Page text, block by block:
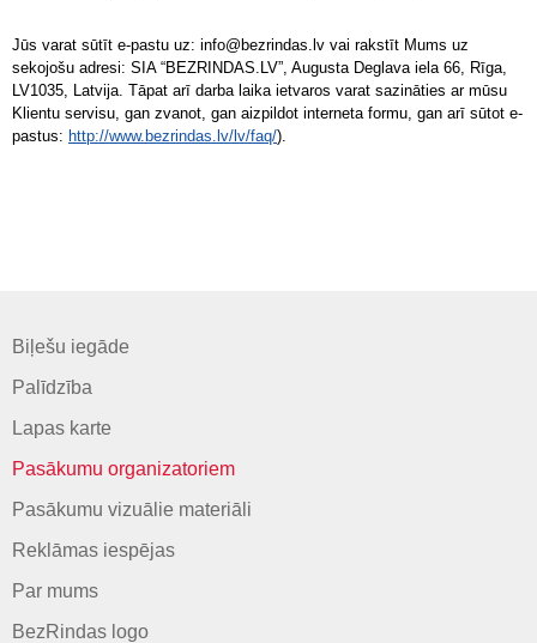
Jūs varat sūtīt e-pastu uz: info@bezrindas.lv vai rakstīt Mums uz
sekojošu adresi: SIA “BEZRINDAS.LV”, Augusta Deglava iela 66, Rīga,
LV1035, Latvija. Tāpat arī darba laika ietvaros varat sazināties ar mūsu
Klientu servisu, gan zvanot, gan aizpildot interneta formu, gan arī sūtot e-
pastus: http://www.bezrindas.lv/lv/faq/).
Biļešu iegāde
Palīdzība
Lapas karte
Pasākumu organizatoriem
Pasākumu vizuālie materiāli
Reklāmas iespējas
Par mums
BezRindas logo